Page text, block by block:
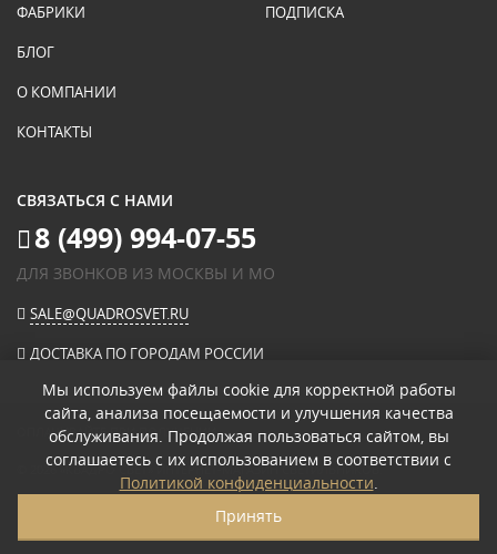
ФАБРИКИ
БЛОГ
О КОМПАНИИ
КОНТАКТЫ
ПОДПИСКА
СВЯЗАТЬСЯ С НАМИ
8 (499) 994-07-55
ДЛЯ ЗВОНКОВ ИЗ МОСКВЫ И МО
SALE@QUADROSVET.RU
ДОСТАВКА ПО ГОРОДАМ РОССИИ
ОПЛАЧИВАЙТЕ ПРИ ПОЛУЧЕНИИ
© 2026«КВАДРО СВЕТ» ИНТЕРНЕТ-МАГАЗИН СВЕТИЛЬНИКОВ.
ПОЛИТИКА КОНФИДЕНЦИАЛЬНОСТИ
Мы используем файлы cookie для корректной работы
сайта, анализа посещаемости и улучшения качества
обслуживания. Продолжая пользоваться сайтом, вы
соглашаетесь с их использованием в соответствии с
Политикой конфиденциальности.
Принять